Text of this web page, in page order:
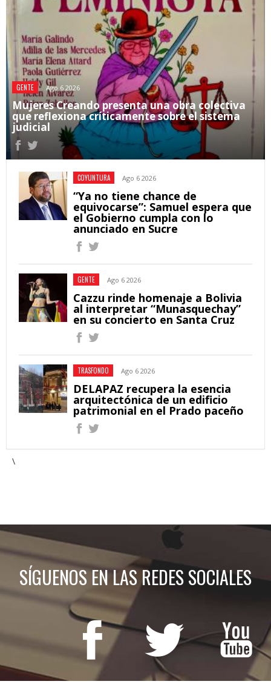
GENTE Ago 6 2026
Mujeres Creando presenta una obra colectiva
que reflexiona críticamente sobre el sistema
judicial
COYUNTURA Ago 6 2026
“Ya no tiene chance de
equivocarse”: Samuel espera que
el Gobierno cumpla con lo
anunciado en Sucre
GENTE Ago 6 2026
Cazzu rinde homenaje a Bolivia
al interpretar “Munasquechay”
en su concierto en Santa Cruz
TRASFONDO Ago 6 2026
DELAPAZ recupera la esencia
arquitectónica de un edificio
patrimonial en el Prado paceño
\
SÍGUENOS EN LAS REDES SOCIALES